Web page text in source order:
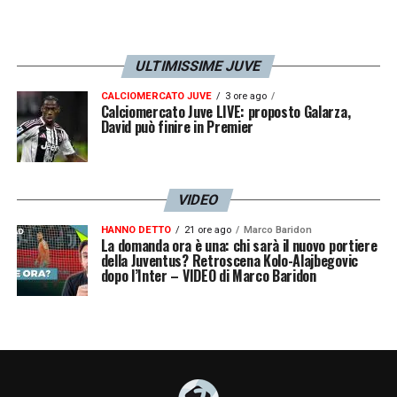
ULTIMISSIME JUVE
CALCIOMERCATO JUVE 3 ore ago
Calciomercato Juve LIVE: proposto Galarza,
David può finire in Premier
VIDEO
HANNO DETTO 21 ore ago Marco Baridon
La domanda ora è una: chi sarà il nuovo portiere
della Juventus? Retroscena Kolo-Alajbegovic
dopo l’Inter – VIDEO di Marco Baridon